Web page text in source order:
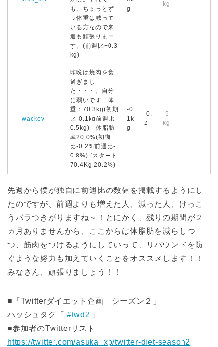
も、ちょっとず
つ体重は減って
いる方なので来
週も頑張りまー
す。(前週比+0.3
kg)
g
kg
wackey
昨晩は焼肉を食
過ぎまし
た・・・。自分
に弱いです 体
重：70.3kg(初期
比-0.1kg前週比-
0.5kg) 体脂肪
率20.0%(初期
比-0.2%前週比-
0.8%) (スタート
70.4Kg 20.2%)
-0.
1k
g
-0.
2
-5
kg
先週から僕が独自に前週比の数値を掲載するようにし
たのですが、前週よりも増えた人、減った人、けっこ
うバラつきがりますね～！とにかく、残りの期間が２
ヵ月ありませんから、ここからは体脂肪を減らしつ
つ、筋肉をつけるようにしていって、リバウンドを防
ぐような努力も加えていくことをオススメします！！
みなさん、頑張りましょう！！
■「Twitterダイエット企画 シーズン２」
ハッシュタグ「
#twd2
」
■参加者のTwitterリスト
https://twitter.com/asuka_xp/twitter-diet-season2